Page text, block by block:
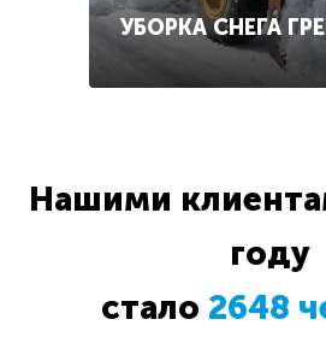
УБОРКА СНЕГА
Нашими
году
стало 2648